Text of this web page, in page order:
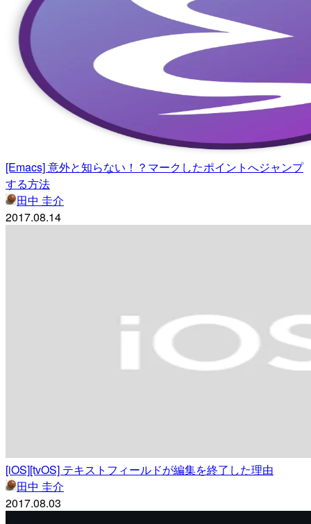
[Emacs] 意外と知らない！？マークしたポイントへジャンプ
する方法
田中 圭介
2017.08.14
[iOS][tvOS] テキストフィールドが編集を終了した理由
田中 圭介
2017.08.03